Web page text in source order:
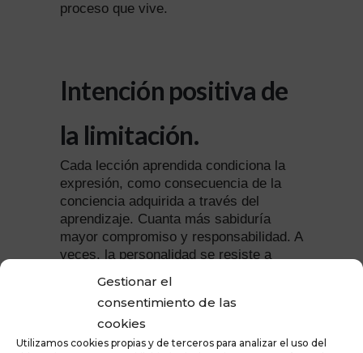
Gestionar el
consentimiento de las
cookies
Utilizamos cookies propias y de terceros para analizar el uso del
proceso que vive.
Intención positiva de
la limitación.
Cada lección aprendida condiciona la
expresión, como consecuencia de la
conciencia adquirida a través del
aprendizaje. Cuanta más sabiduría
mayor compromiso y responsabilidad. A
veces, la personalidad se resiste a
supuesta comodidad, fruto de la falta de
responsabilidad en la vida. No tendría
sentido para el Alma pasar de “curso”
sin haber aprendido las lecciones. Por